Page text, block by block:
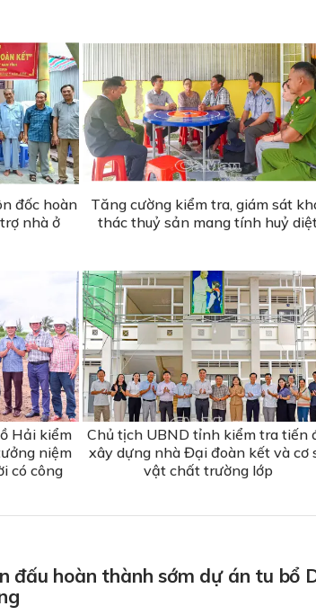
đốc hoàn
nhà ở
Tăng cường kiểm tra, giám sát
thác thuỷ sản mang tính huỷ
Hải kiểm
niệm
có công
Chủ tịch UBND tỉnh kiểm tra tiến
xây dựng nhà Đại đoàn kết và cơ
vật chất trường lớp
đấu hoàn thành sớm dự án tu bổ
Long